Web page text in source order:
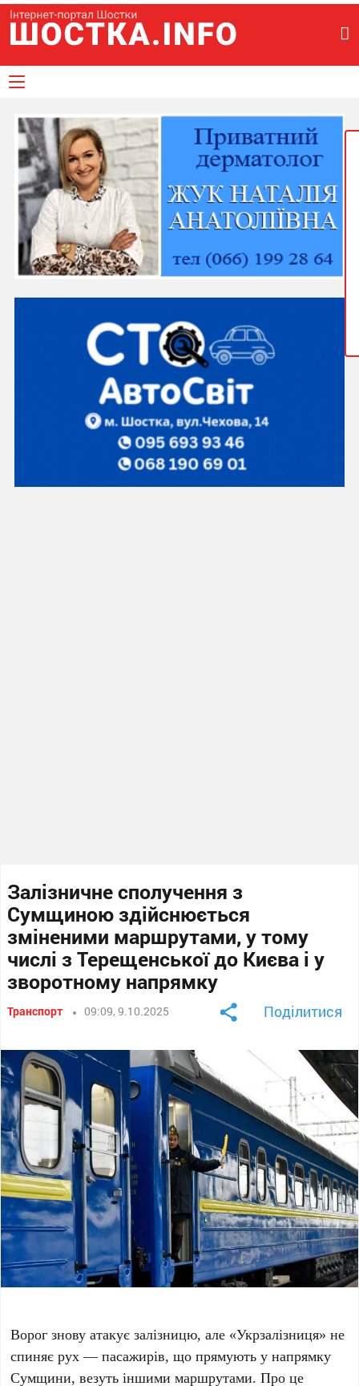
Залізничне сполучення з
Сумщиною здійснюється
зміненими маршрутами, у тому
числі з Терещенської до Києва і у
зворотному напрямку
Транспорт 09:09, 9.10.2025 Поділитися
Ворог знову атакує залізницю, але «Укрзалізниця» не
спиняє рух — пасажирів, що прямують у напрямку
Сумщини, везуть іншими маршрутами. Про це